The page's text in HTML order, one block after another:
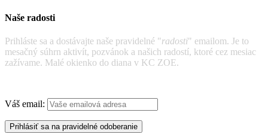
Naše radosti
Prihláste sa a dostávajte naše pravidelné "radosti" emailom. Je to
mesačný súhrn aktivít, pozvánok a našich radostí, ktoré cez mesiac
zažívame. Malé okienko do diana v KC ZOE.
Váš email: